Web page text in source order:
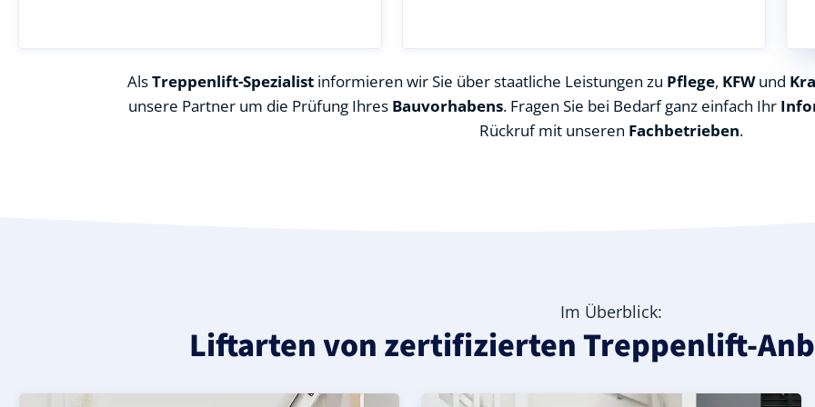
AlsTreppenlift-Spezialist informieren wir Sie über staatliche Leistungen zu Pflege, KFWund
unsere Partner um die Prüfung Ihres Bauvorhabens. Fragen Sie bei Bedarf ganz einfach Ihr
Rückruf mit unseren Fachbetrieben.
Im Überblick:
Liftarten von zertifizierten Treppenlift-